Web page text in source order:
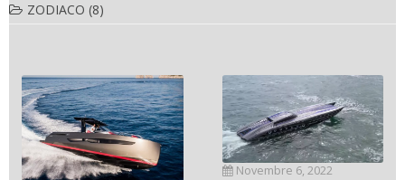
ZODIACO (8)
Novembre 6, 2022